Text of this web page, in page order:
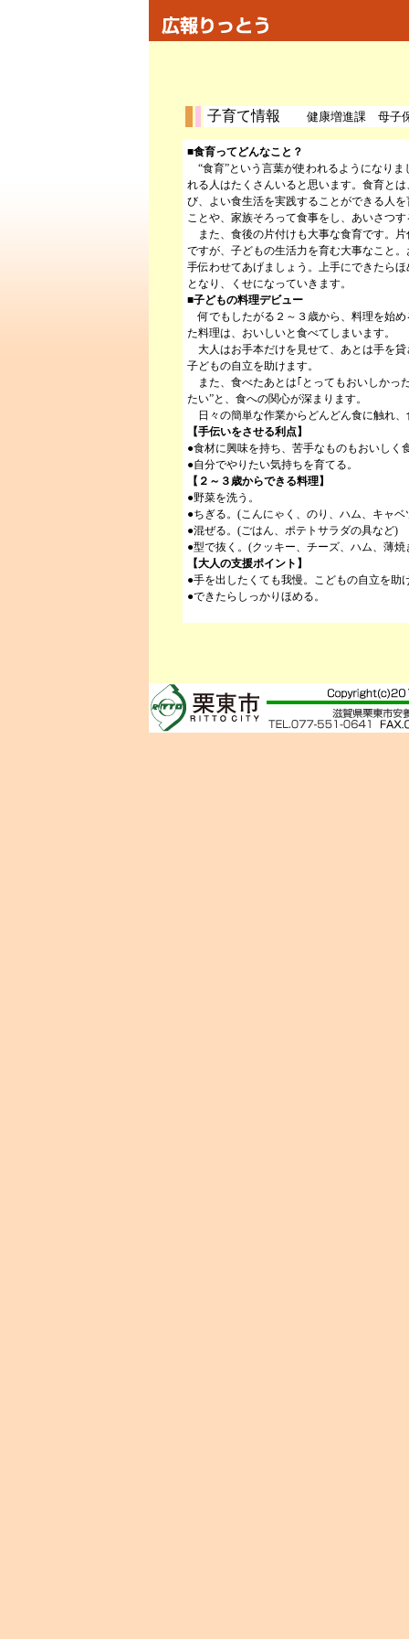
子育て情報 健康増進課 母子
■食育ってどんなこと？
“食育”という言葉が使われるようになり
れる人はたくさんいると思います。食育と
び、よい食生活を実践することができる人
ことや、家族そろって食事をし、あいさつ
また、食後の片付けも大事な食育です。
ですが、子どもの生活力を育む大事なこと
手伝わせてあげましょう。上手にできたら
となり、くせになっていきます。
■子どもの料理デビュー
何でもしたがる２～３歳から、料理を始
た料理は、おいしいと食べてしまいます。
大人はお手本だけを見せて、あとは手を
子どもの自立を助けます。
また、食べたあとは｢とってもおいしかっ
たい”と、食への関心が深まります。
日々の簡単な作業からどんどん食に触れ
【手伝いをさせる利点】
●食材に興味を持ち、苦手なものもおいしく
●自分でやりたい気持ちを育てる。
【２～３歳からできる料理】
●野菜を洗う。
●ちぎる。(こんにゃく、のり、ハム、キャベ
●混ぜる。(ごはん、ポテトサラダの具など)
●型で抜く。(クッキー、チーズ、ハム、薄焼
【大人の支援ポイント】
●手を出したくても我慢。こどもの自立を助
●できたらしっかりほめる。